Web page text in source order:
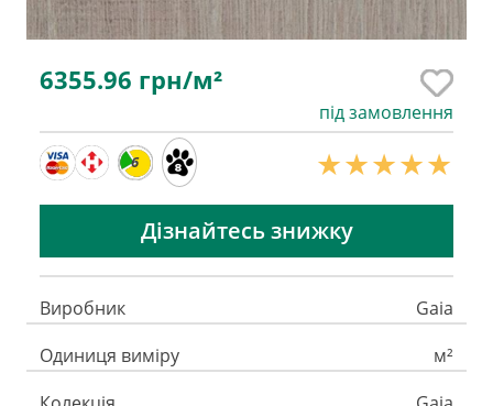
6355.96 грн/м²
під замовлення
6
Дізнайтесь знижку
Виробник
Gaia
Одиниця виміру
м²